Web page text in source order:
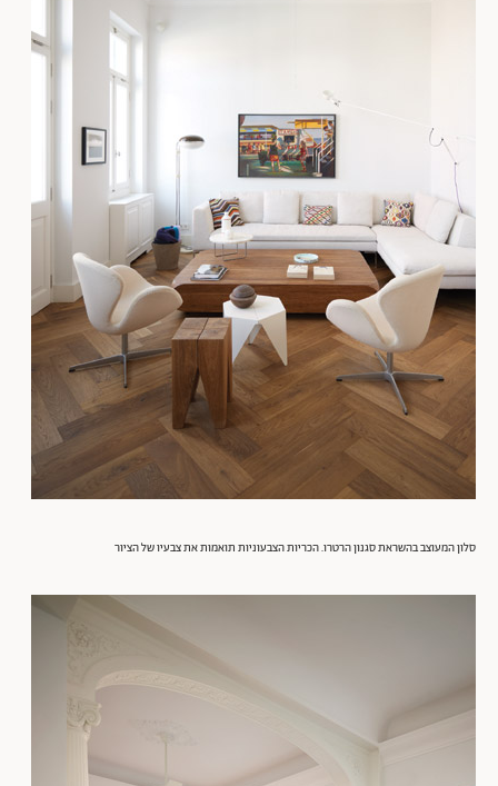
סלון המעוצב בהשראת סגנון הרטרו. הכריות הצבעוניות תואמות את צבעיו של הציור